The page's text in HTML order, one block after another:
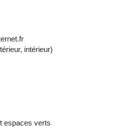
intérieur)
espaces verts